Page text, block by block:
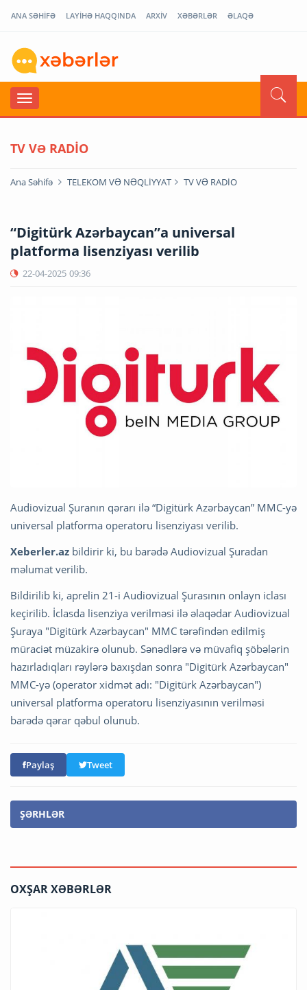
ANA SƏHİFƏ LAYİHƏ HAQQINDA ARXİV XƏBƏRLƏR ƏLAQƏ
TV VƏ RADİO
Ana Səhifə TELEKOM VƏ NƏQLİYYAT TV VƏ RADİO
“Digitürk Azərbaycan”a universal
platforma lisenziyası verilib
22-04-2025 09:36
Audiovizual Şuranın qərarı ilə “Digitürk Azərbaycan” MMC-yə
universal platforma operatoru lisenziyası verilib.
Xeberler.az bildirir ki, bu barədə Audiovizual Şuradan
məlumat verilib.
Bildirilib ki, aprelin 21-i Audiovizual Şurasının onlayn iclası
keçirilib. İclasda lisenziya verilməsi ilə əlaqədar Audiovizual
Şuraya "Digitürk Azərbaycan" MMC tərəfindən edilmiş
müraciət müzakirə olunub. Sənədlərə və müvafiq şöbələrin
hazırladıqları rəylərə baxışdan sonra "Digitürk Azərbaycan"
MMC-yə (operator xidmət adı: "Digitürk Azərbaycan")
universal platforma operatoru lisenziyasının verilməsi
barədə qərar qəbul olunub.
Paylaş Tweet
ŞƏRHLƏR
OXŞAR XƏBƏRLƏR